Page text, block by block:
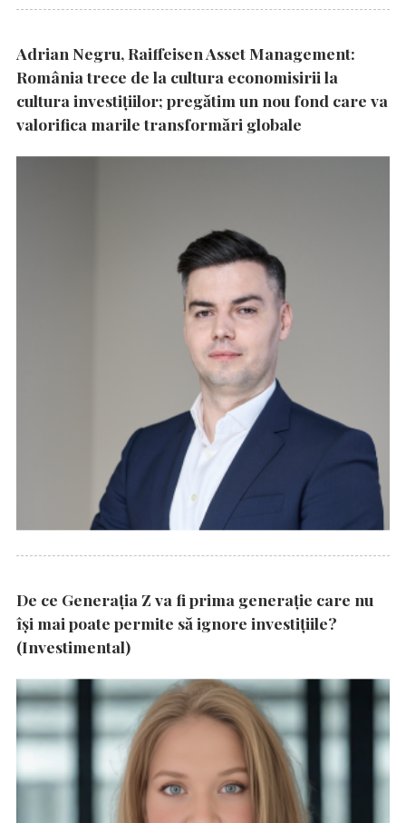
Adrian Negru, Raiffeisen Asset Management:
România trece de la cultura economisirii la
cultura investițiilor; pregătim un nou fond care va
valorifica marile transformări globale
De ce Generația Z va fi prima generație care nu
își mai poate permite să ignore investițiile?
(Investimental)